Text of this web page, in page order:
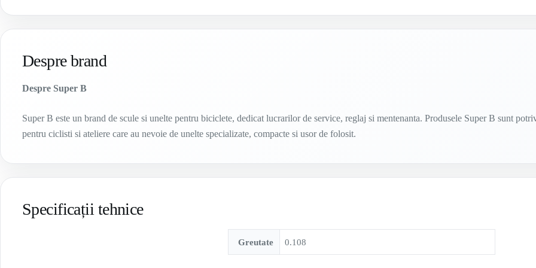
Despre brand
Despre Super B
Super B este un brand de scule si unelte pentru biciclete, dedicat lucrarilor de service, reglaj si mentenanta. Produsele Super B sunt
pentru ciclisti si ateliere care au nevoie de unelte specializate, compacte si usor de folosit.
Specificații tehnice
Greutate 0.108